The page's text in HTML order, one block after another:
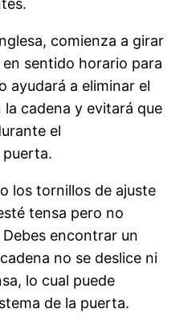
comienza a girar
sentido horario para
ayudará a eliminar el
cadena y evitará que
el
los tornillos de ajuste
tensa pero no
encontrar un
no se deslice ni
lo cual puede
de la puerta.